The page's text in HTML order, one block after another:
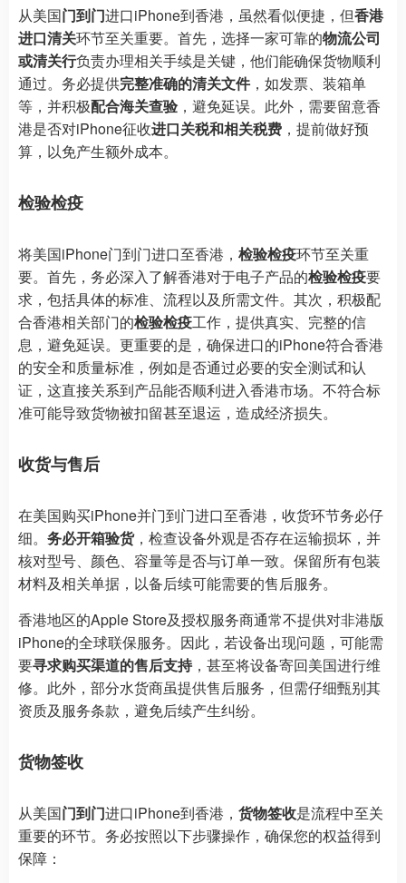
从美国门到门进口iPhone到香港，虽然看似便捷，但香港
进口清关环节至关重要。首先，选择一家可靠的物流公司
或清关行负责办理相关手续是关键，他们能确保货物顺利
通过。务必提供完整准确的清关文件，如发票、装箱单
等，并积极配合海关查验 ，避免延误。此外，需要留意香
港是否对iPhone征收进口关税和相关税费 ，提前做好预
算，以免产生额外成本。
检验检疫
将美国iPhone门到门进口至香港， 检验检疫环节至关重
要。首先，务必深入了解香港对于电子产品的检验检疫要
求，包括具体的标准、流程以及所需文件。其次，积极配
合香港相关部门的检验检疫工作，提供真实、完整的信
息，避免延误。更重要的是，确保进口的iPhone符合香港
的安全和质量标准，例如是否通过必要的安全测试和认
证，这直接关系到产品能否顺利进入香港市场。不符合标
准可能导致货物被扣留甚至退运，造成经济损失。
收货与售后
在美国购买iPhone并门到门进口至香港，收货环节务必仔
细。 务必开箱验货，检查设备外观是否存在运输损坏，并
核对型号、颜色、容量等是否与订单一致。保留所有包装
材料及相关单据，以备后续可能需要的售后服务。
香港地区的Apple Store及授权服务商通常不提供对非港版
iPhone的全球联保服务。因此，若设备出现问题，可能需
要寻求购买渠道的售后支持，甚至将设备寄回美国进行维
修。此外，部分水货商虽提供售后服务，但需仔细甄别其
资质及服务条款，避免后续产生纠纷。
货物签收
从美国门到门进口iPhone到香港， 货物签收是流程中至关
重要的环节。务必按照以下步骤操作，确保您的权益得到
保障：